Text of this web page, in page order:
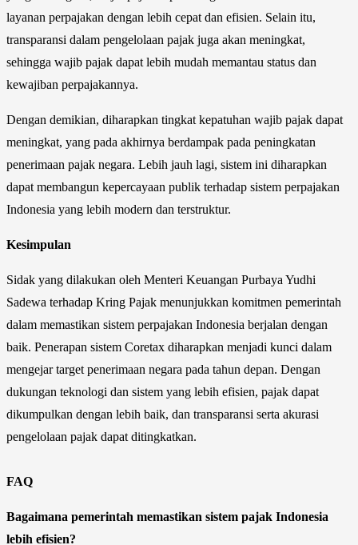
layanan perpajakan dengan lebih cepat dan efisien. Selain itu,
transparansi dalam pengelolaan pajak juga akan meningkat,
sehingga wajib pajak dapat lebih mudah memantau status dan
kewajiban perpajakannya.
Dengan demikian, diharapkan tingkat kepatuhan wajib pajak dapat
meningkat, yang pada akhirnya berdampak pada peningkatan
penerimaan pajak negara. Lebih jauh lagi, sistem ini diharapkan
dapat membangun kepercayaan publik terhadap sistem perpajakan
Indonesia yang lebih modern dan terstruktur.
Kesimpulan
Sidak yang dilakukan oleh Menteri Keuangan Purbaya Yudhi
Sadewa terhadap Kring Pajak menunjukkan komitmen pemerintah
dalam memastikan sistem perpajakan Indonesia berjalan dengan
baik. Penerapan sistem Coretax diharapkan menjadi kunci dalam
mengejar target penerimaan negara pada tahun depan. Dengan
dukungan teknologi dan sistem yang lebih efisien, pajak dapat
dikumpulkan dengan lebih baik, dan transparansi serta akurasi
pengelolaan pajak dapat ditingkatkan.
FAQ
Bagaimana pemerintah memastikan sistem pajak Indonesia
lebih efisien?